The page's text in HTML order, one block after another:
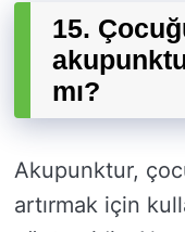
15.
mı?
Akupunktur,
artırmak için